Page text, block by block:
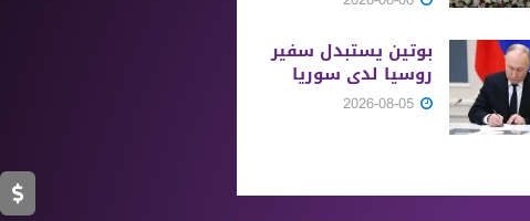
بوتين يستبدل سفير
روسيا لدى سوريا